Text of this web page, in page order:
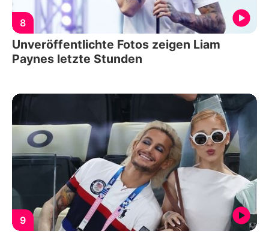
8
Unveröffentlichte Fotos zeigen Liam
Paynes letzte Stunden
9